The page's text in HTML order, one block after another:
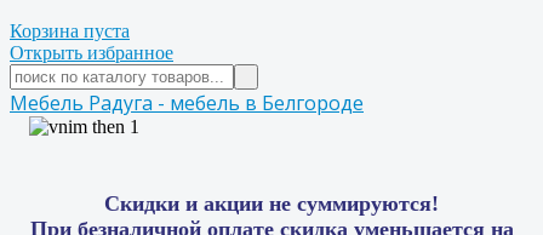
Корзина пуста
Открыть избранное
Мебель Радуга - мебель в Белгороде
Скидки и акции не суммируются!
При безналичной оплате скидка уменьшается на